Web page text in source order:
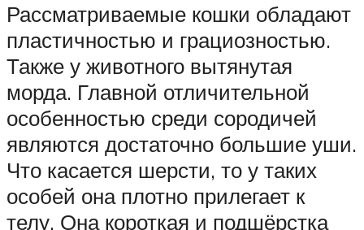
Рассматриваемые кошки обладают
пластичностью и грациозностью.
Также у животного вытянутая
морда. Главной отличительной
особенностью среди сородичей
являются достаточно большие уши.
Что касается шерсти, то у таких
особей она плотно прилегает к
телу. Она короткая и подшёрстка